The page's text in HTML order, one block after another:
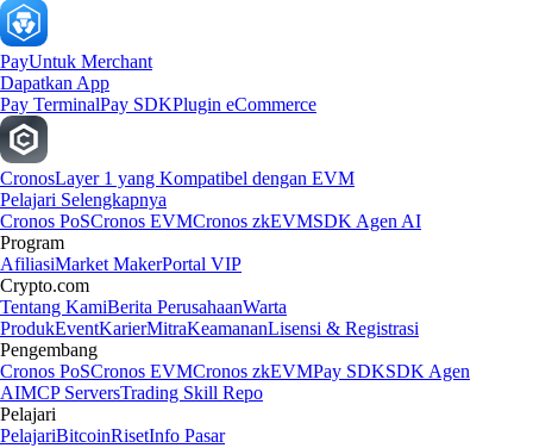
PayUntuk Merchant
Dapatkan App
Pay TerminalPay SDKPlugin eCommerce
CronosLayer 1 yang Kompatibel dengan EVM
Pelajari Selengkapnya
Cronos PoSCronos EVMCronos zkEVMSDK Agen AI
Program
AfiliasiMarket MakerPortal VIP
Crypto.com
Tentang KamiBerita PerusahaanWarta
ProdukEventKarierMitraKeamananLisensi & Registrasi
Pengembang
Cronos PoSCronos EVMCronos zkEVMPay SDKSDK Agen
AIMCP ServersTrading Skill Repo
Pelajari
PelajariBitcoinRisetInfo Pasar